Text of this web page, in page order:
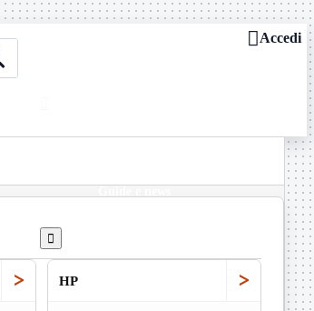
Accedi

> HP >